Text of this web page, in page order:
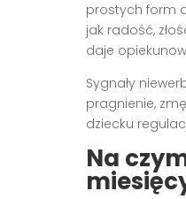
prostych form
jak radość,
daje
Sygnały
pragnienie,
dziecku
Na